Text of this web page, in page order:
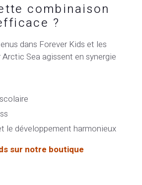
combinaison
?
dans Forever Kids et les
Sea agissent en synergie
le développement harmonieux
sur notre boutique